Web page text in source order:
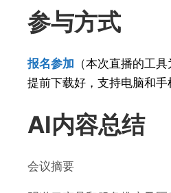
参与方式
报名参加 （本次直播的工
提前下载好，支持电脑和手
AI内容总结
会议摘要